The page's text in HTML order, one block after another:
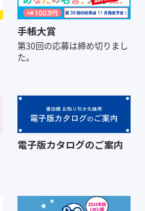
手帳大賞
第30回の応募は締め切りまし
た。
電子版カタログのご案内